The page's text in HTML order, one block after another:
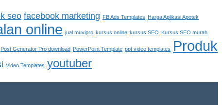
seo facebook marketing FB Ads Templates Harga Aplikasi Apotek
online jual muvipro kursus online kursus SEO Kursus SEO murah
Post Generator Pro download PowerPoint Template ppt video templates
Produk
Video Templates youtuber